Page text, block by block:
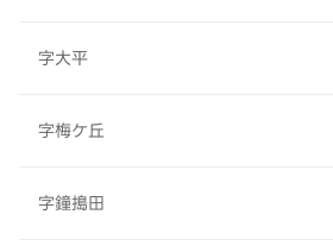
字大平
字梅ケ丘
字鐘搗田